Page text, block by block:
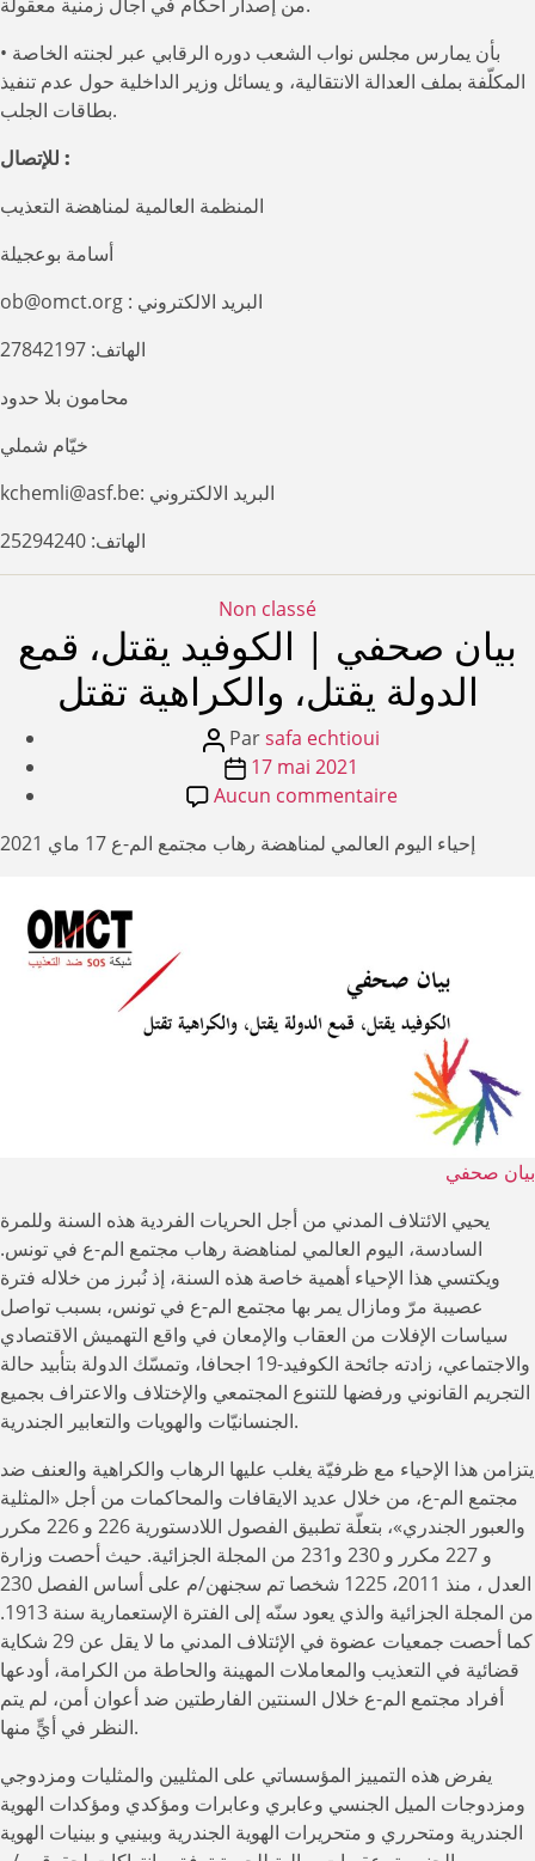
• بأن يمارس مجلس نواب الشعب دوره الرقابي عبر لجنته الخاصة
المكلّفة بملف العدالة الانتقالية، و يسائل وزير الداخلية حول عدم تنفيذ
بطاقات الجلب.
للإتصال :
المنظمة العالمية لمناهضة التعذيب
أسامة بوعجيلة
ob@omct.org : البريد الالكتروني
الهاتف: 27842197
محامون بلا حدود
خيّام شملي
kchemli@asf.be: البريد الالكتروني
الهاتف: 25294240
Catégories
Non classé
بيان صحفي | الكوفيد يقتل، قمع
الدولة يقتل، والكراهية تقتل
Auteur
l’article
Parsafa echtioui
Date
de
17 mai 2021
Aucun commentairesur
صحفي
قمع
الدولة
يقتل،
والكراهية
تقتل
إحياء اليوم العالمي لمناهضة رهاب مجتمع الم-ع 17 ماي 2021
بيان صحفي
يحيي الائتلاف المدني من أجل الحريات الفردية هذه السنة وللمرة
السادسة، اليوم العالمي لمناهضة رهاب مجتمع الم-ع في تونس.
ويكتسي هذا الإحياء أهمية خاصة هذه السنة، إذ نُبرز من خلاله فترة
عصيبة مرّ ومازال يمر بها مجتمع الم-ع في تونس، بسبب تواصل
سياسات الإفلات من العقاب والإمعان في واقع التهميش الاقتصادي
والاجتماعي، زادته جائحة الكوفيد-19 اجحافا، وتمسّك الدولة بتأبيد حالة
التجريم القانوني ورفضها للتنوع المجتمعي والإختلاف والاعتراف بجميع
الجنسانيّات والهويات والتعابير الجندرية.
يتزامن هذا الإحياء مع ظرفيّة يغلب عليها الرهاب والكراهية والعنف ضد
مجتمع الم-ع، من خلال عديد الايقافات والمحاكمات من أجل «المثلية
والعبور الجندري»، بتعلّة تطبيق الفصول اللادستورية 226 و 226 مكرر
و 227 مكرر و 230 و231 من المجلة الجزائية. حيث أحصت وزارة
العدل ، منذ 2011، 1225 شخصا تم سجنهن/م على أساس الفصل 230
من المجلة الجزائية والذي يعود سنّه إلى الفترة الإستعمارية سنة 1913.
كما أحصت جمعيات عضوة في الإئتلاف المدني ما لا يقل عن 29 شكاية
قضائية في التعذيب والمعاملات المهينة والحاطة من الكرامة، أودعها
أفراد مجتمع الم-ع خلال السنتين الفارطتين ضد أعوان أمن، لم يتم
النظر في أيٍّ منها.
يفرض هذه التمييز المؤسساتي على المثليين والمثليات ومزدوجي
ومزدوجات الميل الجنسي وعابري وعابرات ومؤكدي ومؤكدات الهوية
الجندرية ومتحرري و متحريرات الهوية الجندرية وبينيي و بينيات الهوية